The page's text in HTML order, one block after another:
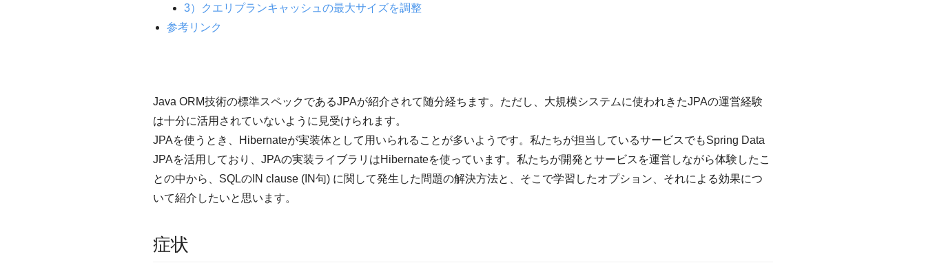
3）クエリプランキャッシュの最大サイズを調整
参考リンク
Java ORM技術の標準スペックであるJPAが紹介されて随分経ちます。ただし、大規模システムに使われきたJPAの運営経験
は十分に活用されていないように見受けられます。
JPAを使うとき、Hibernateが実装体として用いられることが多いようです。私たちが担当しているサービスでもSpring Data
JPAを活用しており、JPAの実装ライブラリはHibernateを使っています。私たちが開発とサービスを運営しながら体験したこ
との中から、SQLのIN clause (IN句) に関して発生した問題の解決方法と、そこで学習したオプション、それによる効果につ
いて紹介したいと思います。
症状